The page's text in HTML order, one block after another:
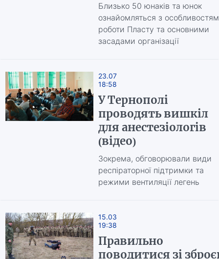
Близько 50 юнаків та юнок
ознайомляться з
роботи Пласту та основними
засадами організації
23.07
18:58
У Тернополі
проводять вишкіл
для анестезіологів
(відео)
Зокрема, обговорювали види
респіраторної підтримки та
режими вентиляції легень
15.03
19:38
Правильно
поводитися зі